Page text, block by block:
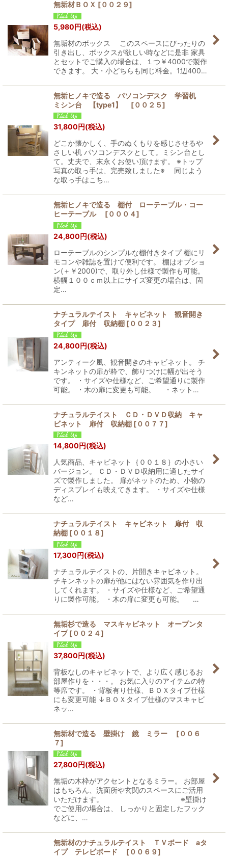
無垢材ＢＯＸ [００２９]
5,980円(税込)
無垢材のボックス このスペースにぴったりの
引き出し、ボックスが欲しい時などに是非 家具
とセットでご購入の場合は、１つ￥4000で製作
できます。 大・小どちらも同じ料金。1辺400…
無垢ヒノキで造る パソコンデスク 学習机
ミシン台 【type1】
[００２５]
31,800円(税込)
どこか懐かしく、手のぬくもりを感じさせるや
さしい机 パソコンデスクとして。ミシン台とし
て。丈夫で、末永くお使い頂けます。 ※トップ
写真の取っ手は、完売致しました※ 同じよう
な取っ手はこち…
無垢ヒノキで造る 棚付 ローテーブル・コー
ヒーテーブル [０００４]
24,800円(税込)
ローテーブルのシンプルな棚付きタイプ 棚にリ
モコンや雑誌を置けて便利です。 棚はオプショ
ン(＋￥2000)で、取り外し仕様で製作も可能。
横幅１００ｃｍ以上にサイズ変更の場合は、固
定…
ナチュラルテイスト キャビネット 観音開き
タイプ 扉付 収納棚 [００２３]
24,800円(税込)
アンティーク風、観音開きのキャビネット。 チ
キンネットの扉が粋で、飾りつけに幅が出そう
です。 ・サイズや仕様など、ご希望通りに製作
可能。 ・木の扉に変更も可能。 ・ネット…
ナチュラルテイスト ＣＤ・ＤＶＤ収納 キャ
ビネット 扉付 収納棚 [００７７]
14,800円(税込)
人気商品、キャビネット｛００１８｝の小さい
バージョン。 ＣＤ・ＤＶＤ収納用に適したサイ
ズで製作しました。 扉がネットのため、小物の
ディスプレイも映えてきます。 ・サイズや仕様
など…
ナチュラルテイスト キャビネット 扉付 収
納棚 [００１８]
17,300円(税込)
ナチュラルテイストの、片開きキャビネット。
チキンネットの扉が他にはない雰囲気を作り出
してくれます。 ・サイズや仕様など、ご希望通
りに製作可能。 ・木の扉に変更も可能。 …
無垢杉で造る マスキャビネット オープンタ
イプ [００２４]
37,800円(税込)
背板なしのキャビネットで、より広く感じるお
部屋作りを・・・。 お気に入りのアイテムの特
等席です。 ・背板有り仕様、ＢＯＸタイプ仕様
にも変更可能 ↓ＢＯＸタイプ仕様のマスキャビ
ネッ…
無垢材で造る 壁掛け 鏡 ミラー [００６
７]
27,800円(税込)
無垢の木枠がアクセントとなるミラー。 お部屋
はもちろん、洗面所や玄関のスペースにご活用
いただけます。 ※壁掛け
でご使用の場合は、 しっかりと固定したフック
などに、…
無垢材のナチュラルテイスト ＴＶボード aタ
イプ テレビボード
[００６９]